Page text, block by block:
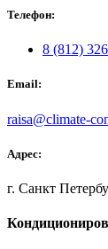
Телефон:
8 (812)
Email:
raisa@climate-
Адрес:
г. Санкт